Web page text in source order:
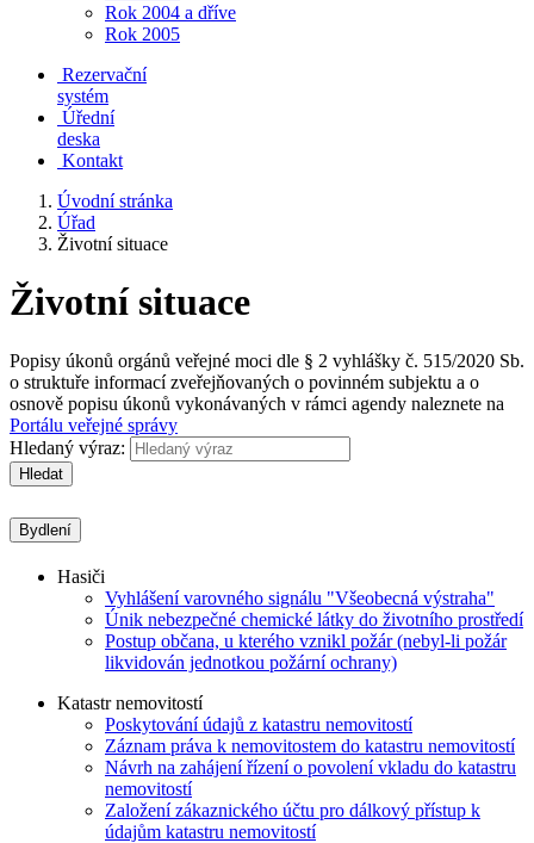
Rok 2004 a dříve
Rok 2005
Rezervační
systém
Úřední
deska
Kontakt
Úvodní stránka
Úřad
Životní situace
Životní situace
Popisy úkonů orgánů veřejné moci dle § 2 vyhlášky č. 515/2020 Sb.
o struktuře informací zveřejňovaných o povinném subjektu a o
osnově popisu úkonů vykonávaných v rámci agendy naleznete na
Portálu veřejné správy
Hledaný výraz:
Hledat
Bydlení
Hasiči
Vyhlášení varovného signálu "Všeobecná výstraha"
Únik nebezpečné chemické látky do životního prostředí
Postup občana, u kterého vznikl požár (nebyl-li požár
likvidován jednotkou požární ochrany)
Katastr nemovitostí
Poskytování údajů z katastru nemovitostí
Záznam práva k nemovitostem do katastru nemovitostí
Návrh na zahájení řízení o povolení vkladu do katastru
nemovitostí
Založení zákaznického účtu pro dálkový přístup k
údajům katastru nemovitostí